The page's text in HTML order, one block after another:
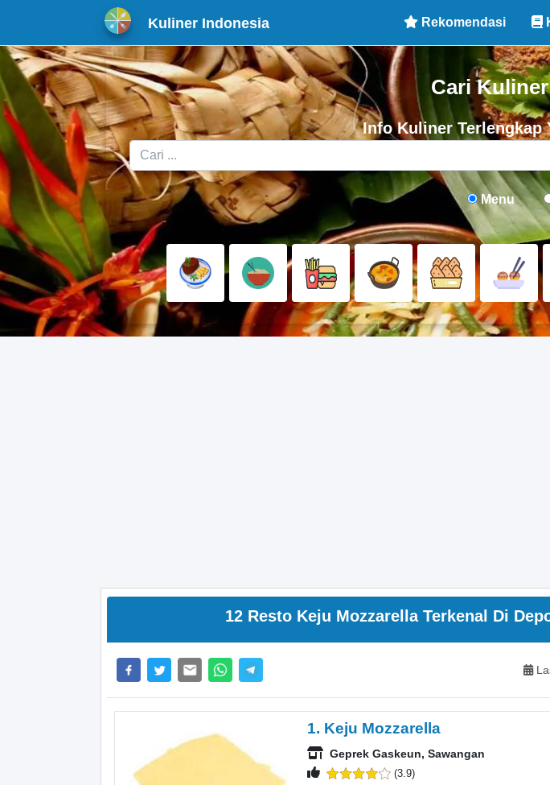
Kuliner Indonesia Rekomendasi
Cari
Info Kuliner Terlengkap
Menu
12 Resto Keju Mozzarella Terkenal Di
1. Keju Mozzarella
Geprek Gaskeun, Sawangan
(3.9)